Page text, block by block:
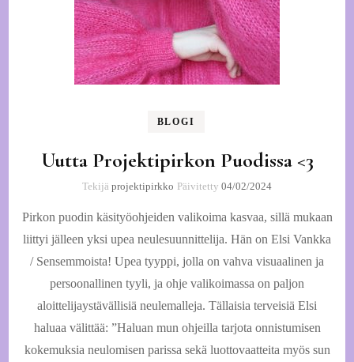
BLOGI
Uutta Projektipirkon Puodissa <3
Tekijä projektipirkko Päivitetty 04/02/2024
Pirkon puodin käsityöohjeiden valikoima kasvaa, sillä mukaan
liittyi jälleen yksi upea neulesuunnittelija. Hän on Elsi Vankka
/ Sensemmoista! Upea tyyppi, jolla on vahva visuaalinen ja
persoonallinen tyyli, ja ohje valikoimassa on paljon
aloittelijaystävällisiä neulemalleja. Tällaisia terveisiä Elsi
haluaa välittää: ”Haluan mun ohjeilla tarjota onnistumisen
kokemuksia neulomisen parissa sekä luottovaatteita myös sun